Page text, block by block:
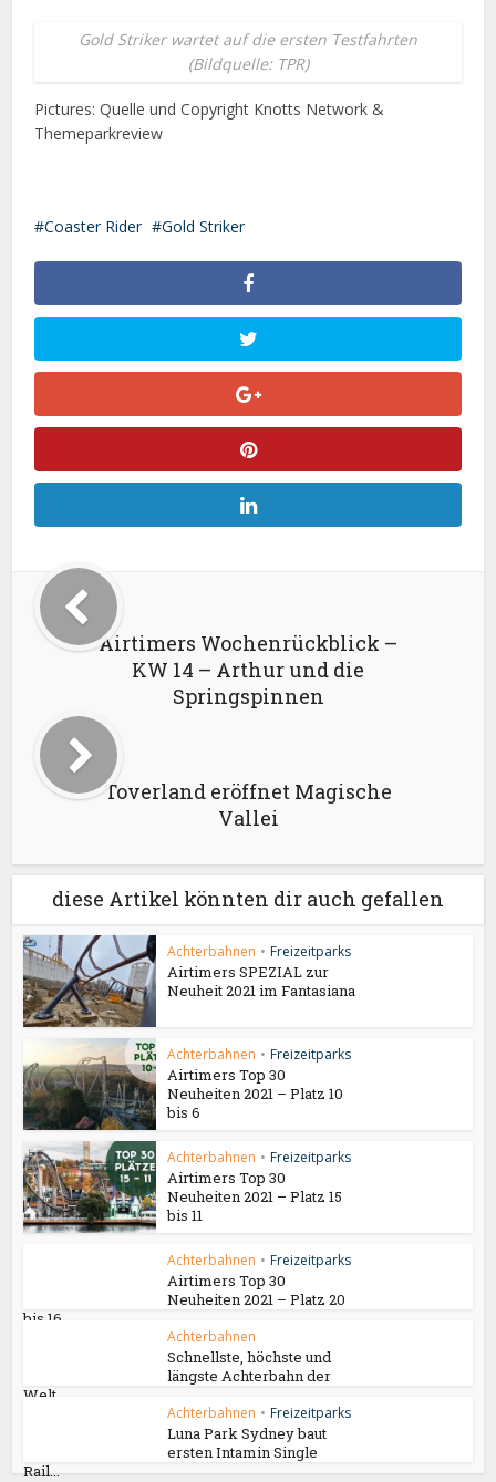
Gold Striker wartet auf die ersten Testfahrten
(Bildquelle: TPR)
Pictures: Quelle und Copyright Knotts Network &
Themeparkreview
Coaster Rider Gold Striker
Airtimers Wochenrückblick –
KW 14 – Arthur und die
Springspinnen
Toverland eröffnet Magische
Vallei
diese Artikel könnten dir auch gefallen
Achterbahnen • Freizeitparks
Airtimers SPEZIAL zur
Neuheit 2021 im Fantasiana
Achterbahnen • Freizeitparks
Airtimers Top 30
Neuheiten 2021 – Platz 10
bis 6
Achterbahnen • Freizeitparks
Airtimers Top 30
Neuheiten 2021 – Platz 15
bis 11
Achterbahnen • Freizeitparks
Airtimers Top 30
Neuheiten 2021 – Platz 20
bis 16
Achterbahnen
Schnellste, höchste und
längste Achterbahn der
Welt...
Achterbahnen • Freizeitparks
Luna Park Sydney baut
ersten Intamin Single
Rail...